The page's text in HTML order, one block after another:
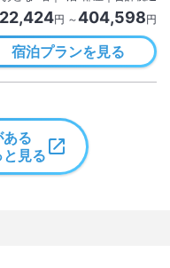
22,424円 ～404,598円
宿泊プランを見る
ある
見る